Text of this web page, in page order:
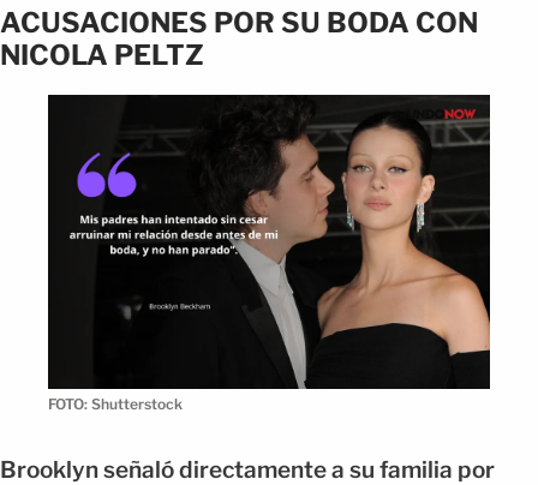
ACUSACIONES POR SU BODA CON
NICOLA PELTZ
FOTO: Shutterstock
Brooklyn señaló directamente a su familia por